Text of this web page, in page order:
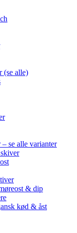
(se alle)
– se alle varianter
& dip
kød & åst